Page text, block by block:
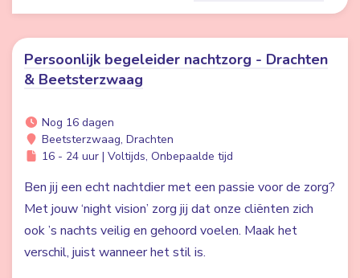
Persoonlijk begeleider nachtzorg - Drachten
& Beetsterzwaag
Nog 16 dagen
Beetsterzwaag, Drachten
16 - 24 uur | Voltijds, Onbepaalde tijd
Ben jij een echt nachtdier met een passie voor de zorg?
Met jouw ‘night vision’ zorg jij dat onze cliënten zich
ook ’s nachts veilig en gehoord voelen. Maak het
verschil, juist wanneer het stil is.